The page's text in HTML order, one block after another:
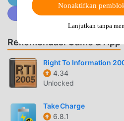
yang kuat telah menarik banyak
dengan tradisional life aplikasi,
pengalaman yang lebih kaya
Anda hanya perlu Mengunduh
Beans8.4.6, Anda dapat dengan
fungsi, dan itu benar-benar
juga mendukung life aplikasi
bertukar pengalaman satu sama
unduh sekarang
Gabung
Rekomendasi Game & App
Right To Information
4.34
Unlocked
Take Charge
6.8.1
Nonaktifkan
Lanjutkan tanpa